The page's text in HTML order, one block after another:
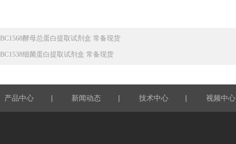
BC1568酵母总蛋白提取试剂盒 常备现货
BC1538细菌蛋白提取试剂盒 常备现货
产品中心 | 新闻动态 | 技术中心 | 视频中心